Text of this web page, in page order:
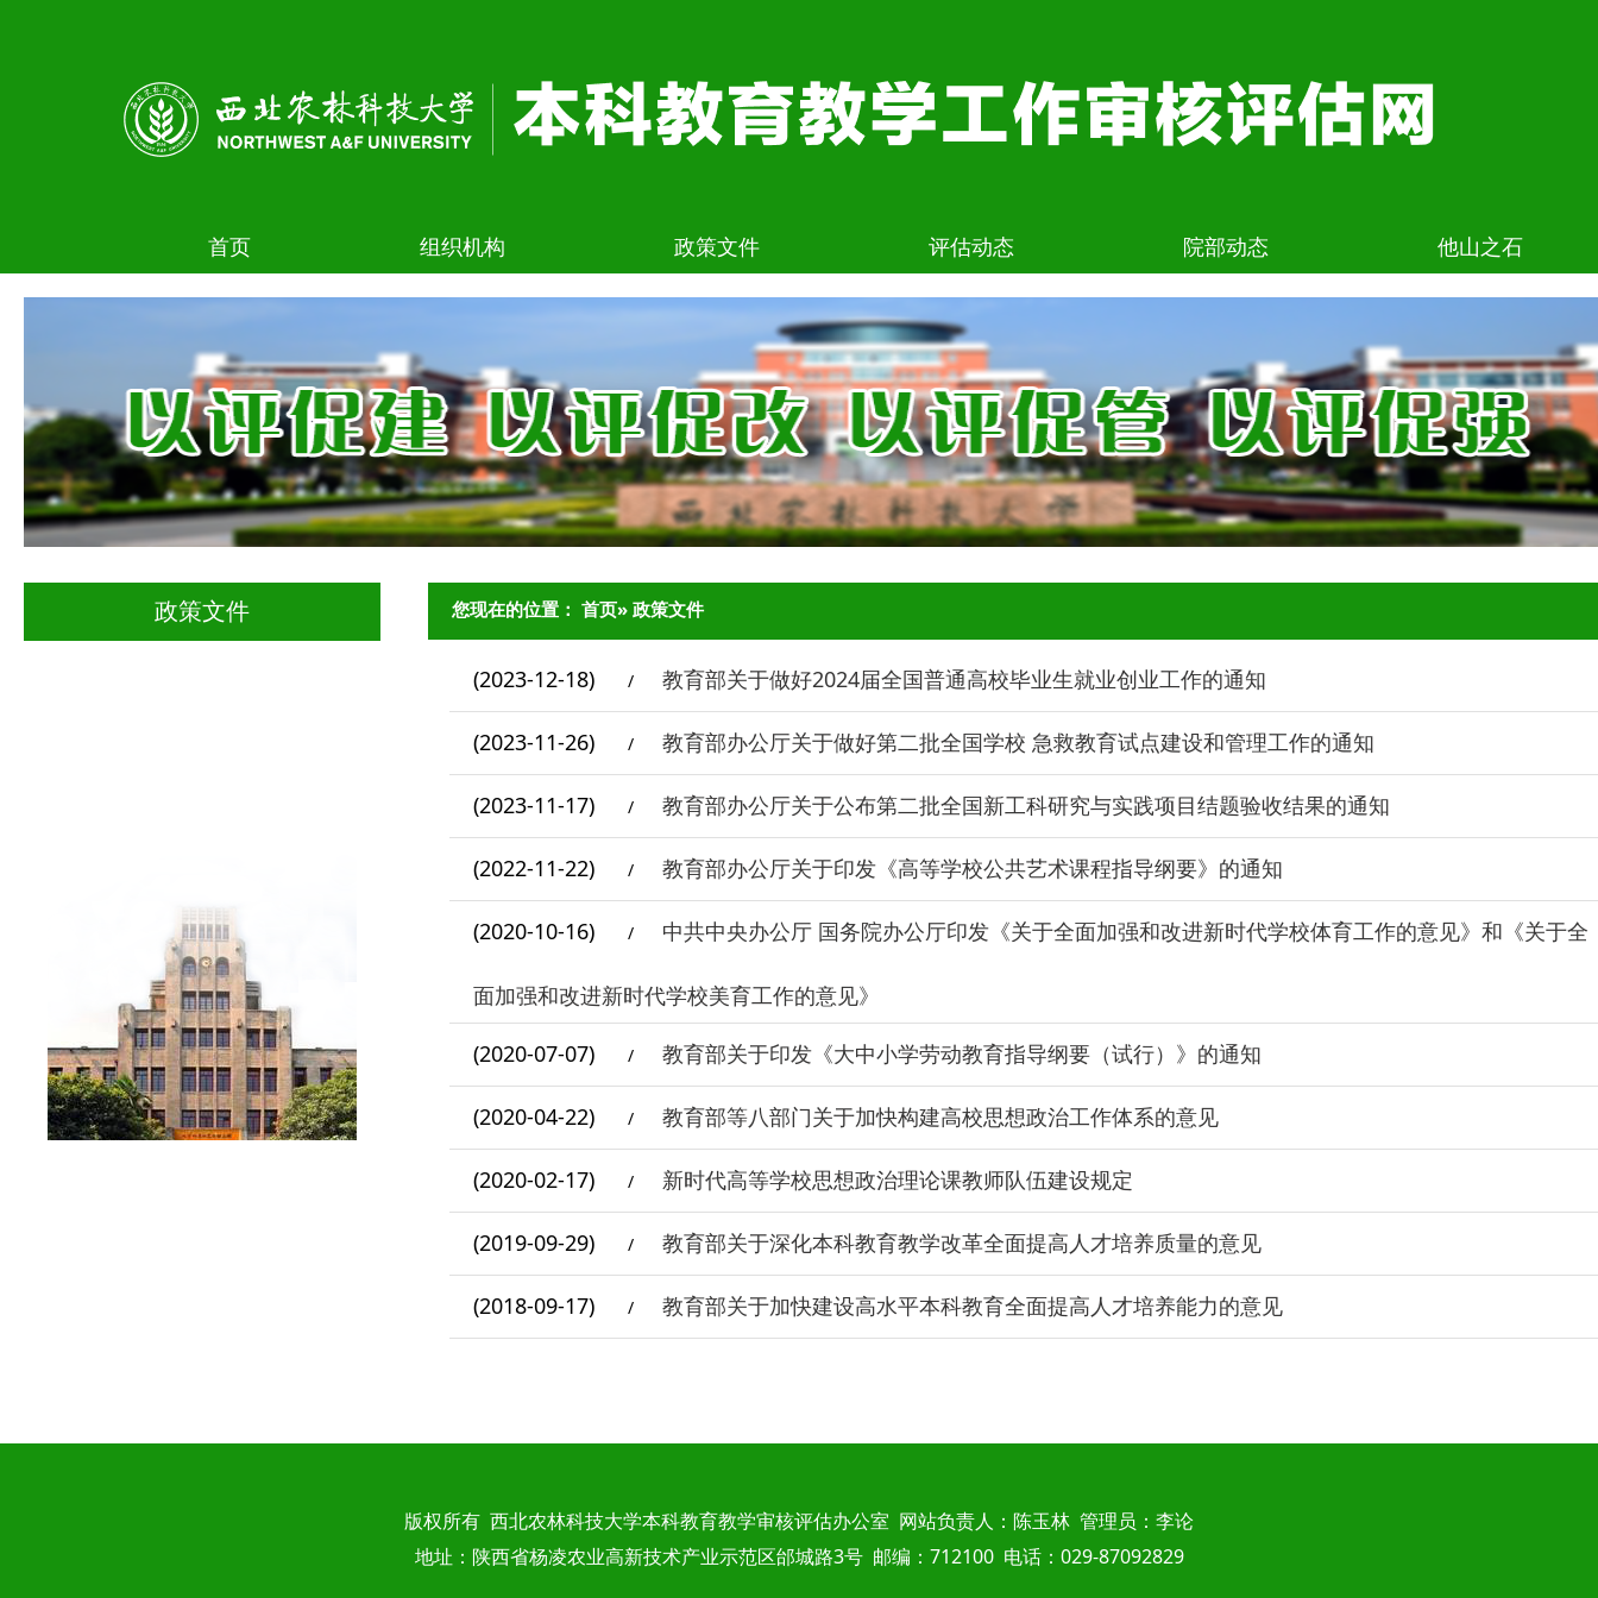
首页 组织机构 政策文件 评估动态 院部动态 他山之石
政策文件 您现在的位置： 首页» 政策文件
(2023-12-18) / 教育部关于做好2024届全国普通高校毕业生就业创业工作的通知
(2023-11-26) / 教育部办公厅关于做好第二批全国学校 急救教育试点建设和管理工作的通知
(2023-11-17) / 教育部办公厅关于公布第二批全国新工科研究与实践项目结题验收结果的通知
(2022-11-22) / 教育部办公厅关于印发《高等学校公共艺术课程指导纲要》的通知
(2020-10-16) / 中共中央办公厅 国务院办公厅印发《关于全面加强和改进新时代学校体育工作的意见》和《关于全
面加强和改进新时代学校美育工作的意见》
(2020-07-07) / 教育部关于印发《大中小学劳动教育指导纲要（试行）》的通知
(2020-04-22) / 教育部等八部门关于加快构建高校思想政治工作体系的意见
(2020-02-17) / 新时代高等学校思想政治理论课教师队伍建设规定
(2019-09-29) / 教育部关于深化本科教育教学改革全面提高人才培养质量的意见
(2018-09-17) / 教育部关于加快建设高水平本科教育全面提高人才培养能力的意见
版权所有 西北农林科技大学本科教育教学审核评估办公室 网站负责人：陈玉林 管理员：李论
地址：陕西省杨凌农业高新技术产业示范区邰城路3号 邮编：712100 电话：029-87092829